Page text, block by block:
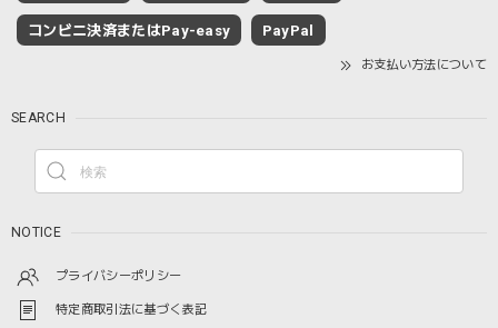
コンビニ決済またはPay-easy PayPal
お支払い方法について
SEARCH
NOTICE
プライバシーポリシー
特定商取引法に基づく表記